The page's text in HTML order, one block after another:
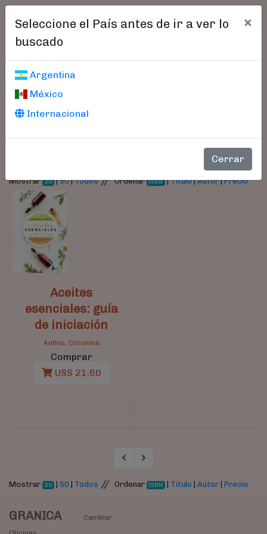
Seleccione el País antes de ir a ver lo
buscado
×
Argentina
México
Internacional
Cerrar
Libros encontrados
Parámetros
Mostrar 20 |50|Todos//Ordenar ISBN |Título|Autor|Precio
Aceites
esenciales: guía
de iniciación
Anthis, Christina
Comprar
U$S 21,60
Mostrar 20 | 50 Todos // Ordenar ISBN Título |Autor |Precio
GRANICA
Cambiar